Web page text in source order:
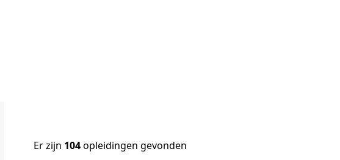
Er zijn 104opleidingen gevonden